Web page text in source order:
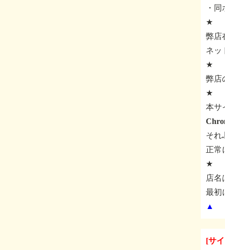
・
★
弊店
ネッ
★
弊店
★
本サ
それ
正常
★
店名
最初
▲
[サ